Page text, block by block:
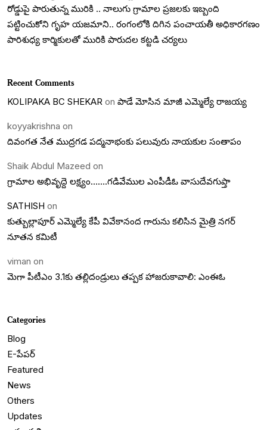
రోడ్డుపై పారుతున్న మురికి .. నాలుగు గ్రామాల ప్రజలకు ఇబ్బంది
పట్టించుకోని గృహ యజమాని.. రంగంలోకి దిగిన పంచాయతీ అధికారగణం
పారిశుధ్య కార్మికులతో మురికి పారుదల కట్టడి చర్యలు
Recent Comments
KOLIPAKA BC SHEKAR on పాడే మోసిన మాజీ ఎమ్మెల్యే రాజయ్య
koyyakrishna on
దివంగత నేత ముద్రగడ పద్మనాభంకు పలువురు నాయకుల సంతాపం
Shaik Abdul Mazeed on
గ్రామాల అభివృద్దె లక్ష్యం…….గడివేముల ఎంపీడీఓ వాసుదేవగుప్తా
SATHISH on
కుత్బుల్లాపూర్ ఎమ్మెల్యే కేపీ వివేకానంద గారును కలిసిన మైత్రి నగర్
నూతన కమిటీ
viman on
మెగా పీటీఎం 3.1కు తల్లిదండ్రులు తప్పక హాజరుకావాలి: ఎంఈఓ
Categories
Blog
E-పేపర్
Featured
News
Others
Updates